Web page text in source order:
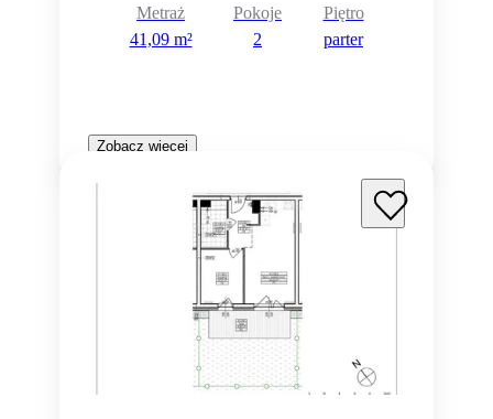
Metraż
41,09 m²
Pokoje
2
Piętro
parter
Zobacz więcej